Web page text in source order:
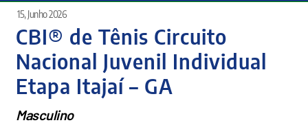
Menu
Principal
CBI® de Tênis Circuito
Nacional Juvenil Individual
Etapa Itajaí – GA
15, Junho 2026
Masculino